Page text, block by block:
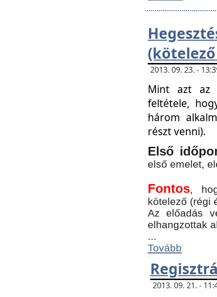
2013. 09. 23. -
Mint azt az
feltétele,
három
részt venni).
Első
első emelet,
Fontos,
kötelező (régi
Az előadás
elhangzottak
...
Tovább
2013. 09. 21. -